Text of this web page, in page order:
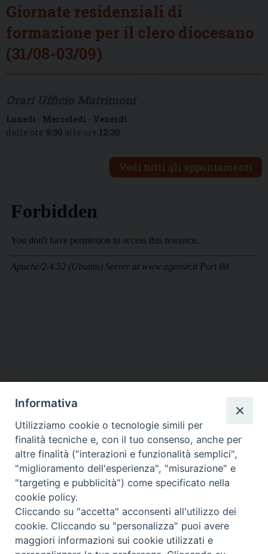
Giornate residenziali di
formazione per il clero diocesano
(31/08-03/09)
Lunedì - Mercoledì - Venerdì
dalle ore 9:30 alle ore 12:30
Vedi tutti gli appuntamenti
DIOCESI SUBURBICARIA DI ALBANO
Contatti:Tel.: 06.93268401 - Fax.: 06.9323844
E-mail:curia@diocesidialbano.it
Orari: dal Lunedì al Venerdì Ore: 9:00 - 13:00
Lunedì, Mercoledì e Venerdì, Ore 9:30 - 12:30
Informativa
Utilizziamo cookie o tecnologie simili per
finalità tecniche e, con il tuo consenso, anche per
altre finalità ("interazioni e funzionalità semplici",
"miglioramento dell'esperienza", "misurazione" e
"targeting e pubblicità") come specificato nella
cookie policy.
Cliccando su "accetta" acconsenti all'utilizzo dei
cookie. Cliccando su "personalizza" puoi avere
maggiori informazioni sui cookie utilizzati e